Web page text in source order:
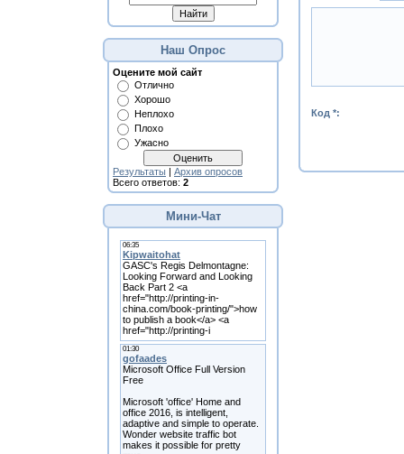
Наш Опрос
Оцените мой сайт
Отлично
Хорошо
Неплохо
Плохо
Ужасно
Результаты | Архив опросов
Всего ответов: 2
Мини-Чат
Код *: